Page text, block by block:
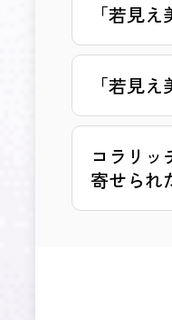
「若見
「若見
コラリッ
寄せられ